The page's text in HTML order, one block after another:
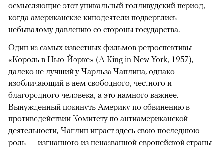
осмысляющие этот уникальный голливудский период,
когда американские кинодеятели подверглись
небывалому давлению со стороны государства.
Один из самых известных фильмов ретроспективы —
«Король в Нью-Йорке» (A King in New York, 1957),
далеко не лучший у Чарльза Чаплина, однако
изобличающий в нем свободного, честного и
благородного человека, а это намного важнее.
Вынужденный покинуть Америку по обвинению в
противодействии Комитету по антиамериканской
деятельности, Чаплин играет здесь свою последнюю
роль — изгнанного из неназванной европейской страны